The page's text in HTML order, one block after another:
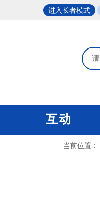
进入长者模式
互动
当前位置：